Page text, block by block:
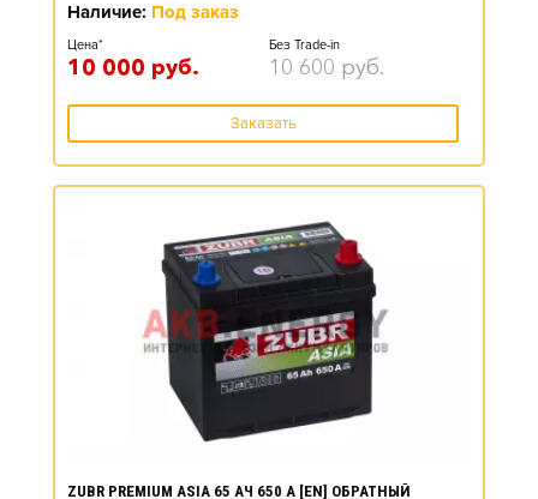
Наличие: Под заказ
Цена*
10 000 руб.
Без Trade-in
10 600 руб.
Заказать
ZUBR PREMIUM ASIA 65 АЧ 650 А [EN] ОБРАТНЫЙ